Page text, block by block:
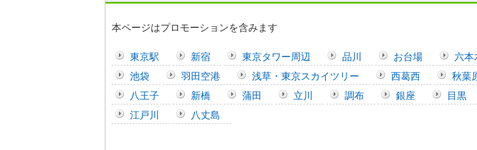
本ページはプロモーションを含みます
東京駅 新宿 東京タワー周辺 品川 お台場 六本
池袋
羽田空港 浅草・東京スカイツリー 西葛西 秋葉
八王子
新橋 蒲田 立川 調布 銀座 目黒
江戸川
八丈島